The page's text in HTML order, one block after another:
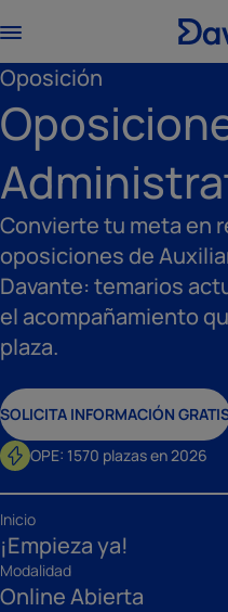
Oposición
Convierte tu meta en
oposiciones de
Davante: temarios
el acompañamiento
plaza.
SOLICITA INFORMACIÓN
OPE: 1570 plazas en 2026
Inicio
¡Empieza ya!
Modalidad
Online Abierta